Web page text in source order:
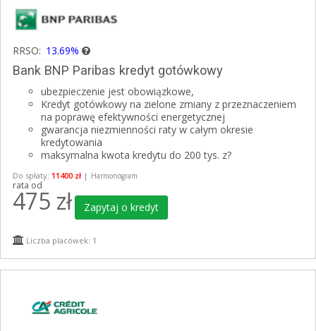
RRSO: 13.69%
Bank BNP Paribas kredyt gotówkowy
ubezpieczenie jest obowiązkowe,
Kredyt gotówkowy na zielone zmiany z przeznaczeniem
na poprawę efektywności energetycznej
gwarancja niezmienności raty w całym okresie
kredytowania
maksymalna kwota kredytu do 200 tys. z?
Do spłaty: 11400 zł | Harmonogram
rata od
475 zł Zapytaj o kredyt
Liczba placówek: 1